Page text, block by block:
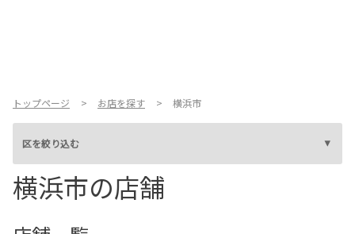
中古車を探す
トップページ お店を探す 横浜市
区を絞り込む
横浜市の店舗
緑区 青葉区
都筑区